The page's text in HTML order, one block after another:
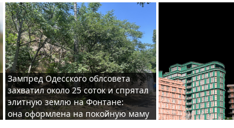
Зампред Одесского облсовета
захватил около 25 соток и спрятал
элитную землю на Фонтане:
она оформлена на покойную маму